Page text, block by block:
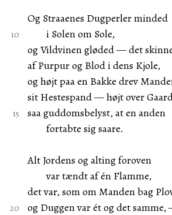
Og Straaenes Dugperler minded
i Solen om Sole,
og Vildvinen gløded — det
af Purpur og Blod i dens Kjole,
og højt paa en Bakke drev
sit Hestespand — højt over
saa guddomsbelyst, at en anden
fortabte sig saare.
Alt Jordens og alting foroven
var tændt af én Flamme,
det var, som om Manden bag
og Duggen var ét og det